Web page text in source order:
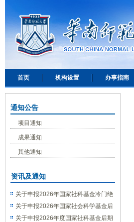
首页 机构设置 办事指南
通知公告
项目通知
成果通知
其他通知
资讯及通知
关于申报2026年国家社科基金冷门绝
学研究专项的通知
关于申报2026年国家社会科学基金后
期资助（教育学）项目的通知
关于申报2026年度国家社科基金后期